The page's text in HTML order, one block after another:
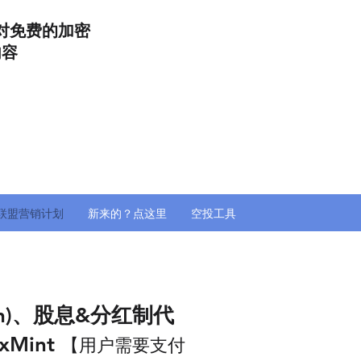
免费的加密
盟营销计划 新来的？点这里 空投工具
、股息&分红制代
【用户需要支付